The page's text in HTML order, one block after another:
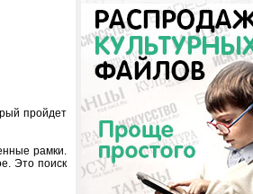
пройдет
рамки.
Это поиск